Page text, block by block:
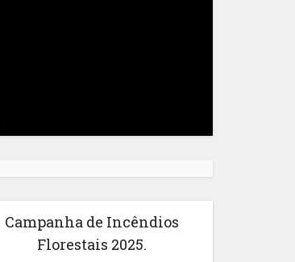
Campanha de Incêndios
Florestais 2025.